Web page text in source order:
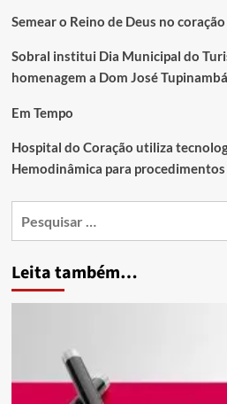
Semear o Reino de Deus no
Sobral institui Dia Municipal do
homenagem a Dom José
Em Tempo
Hospital do Coração utiliza
Hemodinâmica para
Leita também…